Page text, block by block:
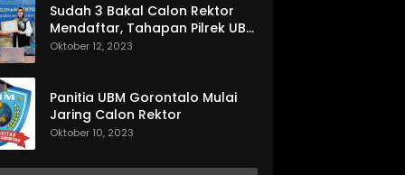
Sudah 3 Bakal Calon Rektor
Mendaftar, Tahapan Pilrek UBM
Gorontalo Makin Seru
Oktober 12, 2023
Panitia UBM Gorontalo Mulai
Jaring Calon Rektor
Oktober 10, 2023